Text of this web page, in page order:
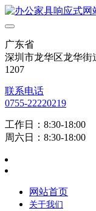
广东省
深圳市龙华区龙华街
1207
联系电话
0755-22220219
工作日：8:30-18:00
周六日：8:30-18:00
网站首页
关于我们